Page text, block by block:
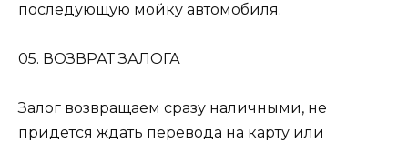
последующую мойку автомобиля.
05. ВОЗВРАТ ЗАЛОГА
Залог возвращаем сразу наличными, не
придется ждать перевода на карту или